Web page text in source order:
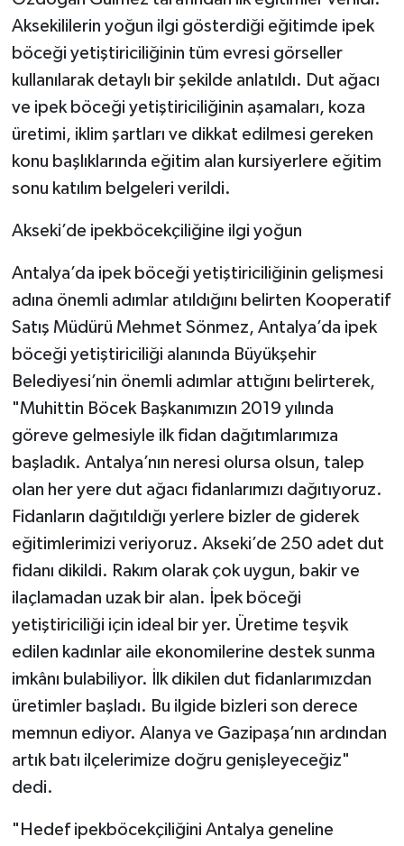
Aksekililerin yoğun ilgi gösterdiği eğitimde ipek
böceği yetiştiriciliğinin tüm evresi görseller
kullanılarak detaylı bir şekilde anlatıldı. Dut ağacı
ve ipek böceği yetiştiriciliğinin aşamaları, koza
üretimi, iklim şartları ve dikkat edilmesi gereken
konu başlıklarında eğitim alan kursiyerlere eğitim
sonu katılım belgeleri verildi.
Akseki’de ipekböcekçiliğine ilgi yoğun
Antalya’da ipek böceği yetiştiriciliğinin gelişmesi
adına önemli adımlar atıldığını belirten Kooperatif
Satış Müdürü Mehmet Sönmez, Antalya’da ipek
böceği yetiştiriciliği alanında Büyükşehir
Belediyesi’nin önemli adımlar attığını belirterek,
"Muhittin Böcek Başkanımızın 2019 yılında
göreve gelmesiyle ilk fidan dağıtımlarımıza
başladık. Antalya’nın neresi olursa olsun, talep
olan her yere dut ağacı fidanlarımızı dağıtıyoruz.
Fidanların dağıtıldığı yerlere bizler de giderek
eğitimlerimizi veriyoruz. Akseki’de 250 adet dut
fidanı dikildi. Rakım olarak çok uygun, bakir ve
ilaçlamadan uzak bir alan. İpek böceği
yetiştiriciliği için ideal bir yer. Üretime teşvik
edilen kadınlar aile ekonomilerine destek sunma
imkânı bulabiliyor. İlk dikilen dut fidanlarımızdan
üretimler başladı. Bu ilgide bizleri son derece
memnun ediyor. Alanya ve Gazipaşa’nın ardından
artık batı ilçelerimize doğru genişleyeceğiz"
dedi.
"Hedef ipekböcekçiliğini Antalya geneline
POLİTİKA
Sağlık
SİYASET
SPOR HABERLERİ
TEKNOLOJİ
Turizm
YAŞAM
YEREL